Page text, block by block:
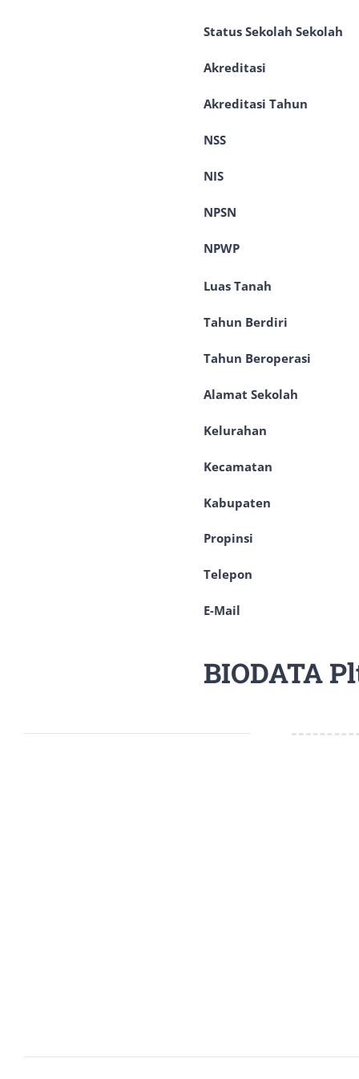
Status Sekolah
Akreditasi : A
Akreditasi Tahun :
NSS :
NIS :
NPSN :
NPWP :
Luas Tanah :
Tahun Berdiri :
Tahun Beroperasi
Alamat Sekolah :
Kelurahan :
Kecamatan :
Kabupaten :
Propinsi :
Telepon :
E-
BIODATA